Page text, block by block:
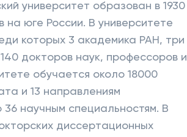
университет образован в 1930
на юге России. В университете
которых 3 академика РАН, три
докторов наук, профессоров и
обучается около 18000
и 13 направлениям
научным специальностям. В
диссертационных